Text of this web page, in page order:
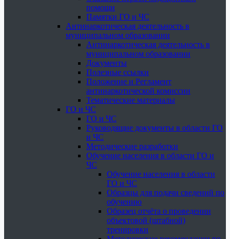
помощи
Памятки ГО и ЧС
Антинаркотическая деятельность в
муниципальном образовании
Антинаркотическая деятельность в
муниципальном образовании
Документы
Полезные ссылки
Положение и Регламент
антинаркотической комиссии
Тематические материалы
ГО и ЧС
ГО и ЧС
Руководящие документы в области ГО
и ЧС
Методические разработки
Обучение населения в области ГО и
ЧС
Обучение населения в области
ГО и ЧС
Образцы для подачи сведений по
обучению
Образец отчёта о проведении
объектовой (штабной)
тренировки